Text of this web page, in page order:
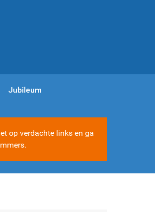
Jubileum
op verdachte links en ga